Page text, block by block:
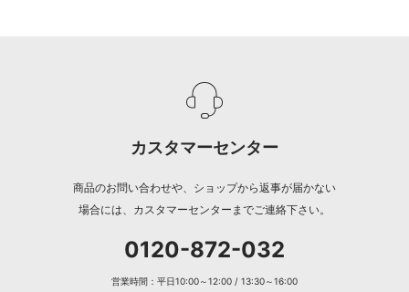
カスタマーセンター
商品のお問い合わせや、ショップから返事が届かない
場合には、カスタマーセンターまでご連絡下さい。
0120-872-032
営業時間：平日10:00～12:00 / 13:30～16:00